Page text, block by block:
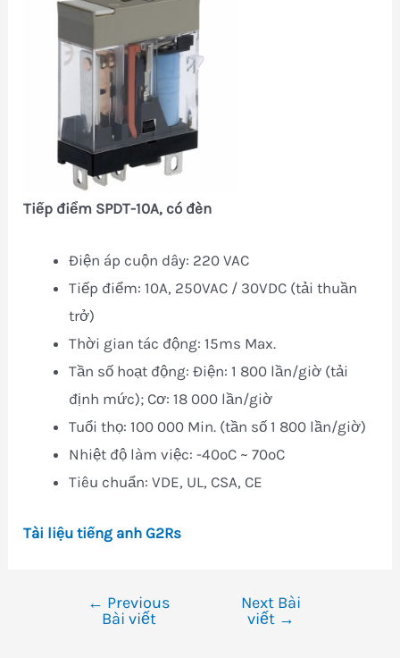
Tiếp điểm SPDT-10A, có đèn
Điện áp cuộn dây: 220 VAC
Tiếp điểm: 10A, 250VAC / 30VDC (tải thuần
trở)
Thời gian tác động: 15ms Max.
Tần số hoạt động: Điện: 1 800 lần/giờ (tải
định mức); Cơ: 18 000 lần/giờ
Tuổi thọ: 100 000 Min. (tần số 1 800 lần/giờ)
Nhiệt độ làm việc: -40oC ~ 70oC
Tiêu chuẩn: VDE, UL, CSA, CE
Tài liệu tiếng anh G2Rs
← Previous
Bài viết
Next Bài
viết →